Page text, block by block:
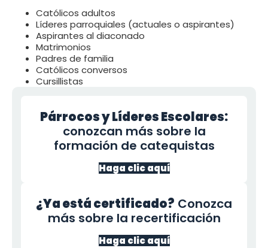
Católicos adultos
Líderes parroquiales (actuales o aspirantes)
Aspirantes al diaconado
Matrimonios
Padres de familia
Católicos conversos
Cursillistas
Párrocos y Líderes Escolares:
conozcan más sobre la
formación de catequistas
Haga clic aquí
¿Ya está certificado? Conozca
más sobre la recertificación
Haga clic aquí